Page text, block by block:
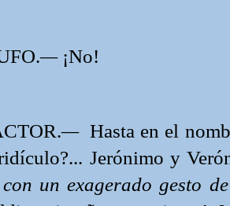
—¡No!
—Hasta en el
Jerónimo y
con un exagerado gesto